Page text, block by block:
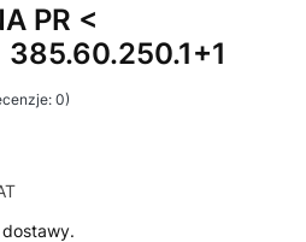
PR <
0)